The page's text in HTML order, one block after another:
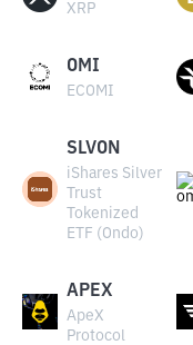
XRP
OMI
ECOMI
SLVON
iShares Silver
Trust
Tokenized
ETF (Ondo)
APEX
ApeX
Protocol